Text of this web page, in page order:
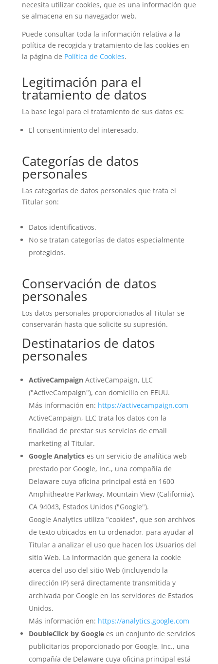
necesita utilizar cookies, que es una información que
se almacena en su navegador web.
Puede consultar toda la información relativa a la
política de recogida y tratamiento de las cookies en
la página de Política de Cookies.
Legitimación para el
tratamiento de datos
La base legal para el tratamiento de sus datos es:
El consentimiento del interesado.
Categorías de datos
personales
Las categorías de datos personales que trata el
Titular son:
Datos identificativos.
No se tratan categorías de datos especialmente
protegidos.
Conservación de datos
personales
Los datos personales proporcionados al Titular se
conservarán hasta que solicite su supresión.
Destinatarios de datos
personales
ActiveCampaignActiveCampaign, LLC
("ActiveCampaign"), con domicilio en EEUU.
Más información en: https://activecampaign.com
ActiveCampaign, LLC trata los datos con la
finalidad de prestar sus servicios de email
marketing al Titular.
Google Analyticses un servicio de analítica web
prestado por Google, Inc., una compañía de
Delaware cuya oficina principal está en 1600
Amphitheatre Parkway, Mountain View (California),
CA 94043, Estados Unidos ("Google").
Google Analytics utiliza "cookies", que son archivos
de texto ubicados en tu ordenador, para ayudar al
Titular a analizar el uso que hacen los Usuarios del
sitio Web. La información que genera la cookie
acerca del uso del sitio Web (incluyendo la
dirección IP) será directamente transmitida y
archivada por Google en los servidores de Estados
Unidos.
Más información en: https://analytics.google.com
DoubleClick by Googlees un conjunto de servicios
publicitarios proporcionado por Google, Inc., una
compañía de Delaware cuya oficina principal está